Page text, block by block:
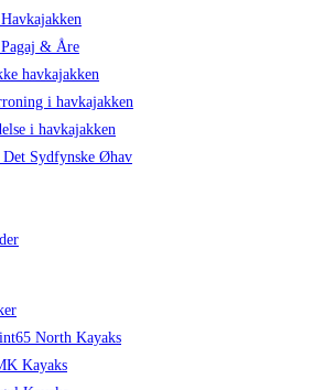
& Åre
havkajakken
i havkajakken
i havkajakken
Sydfynske Øhav
North Kayaks
Kayaks